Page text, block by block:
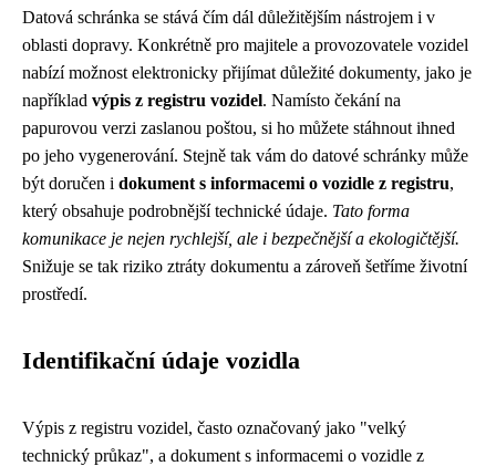
Datová schránka se stává čím dál důležitějším nástrojem i v
oblasti dopravy. Konkrétně pro majitele a provozovatele vozidel
nabízí možnost elektronicky přijímat důležité dokumenty, jako je
například výpis z registru vozidel. Namísto čekání na
papurovou verzi zaslanou poštou, si ho můžete stáhnout ihned
po jeho vygenerování. Stejně tak vám do datové schránky může
být doručen i dokument s informacemi o vozidle z registru,
který obsahuje podrobnější technické údaje. Tato forma
komunikace je nejen rychlejší, ale i bezpečnější a ekologičtější.
Snižuje se tak riziko ztráty dokumentu a zároveň šetříme životní
prostředí.
Identifikační údaje vozidla
Výpis z registru vozidel, často označovaný jako "velký
technický průkaz", a dokument s informacemi o vozidle z